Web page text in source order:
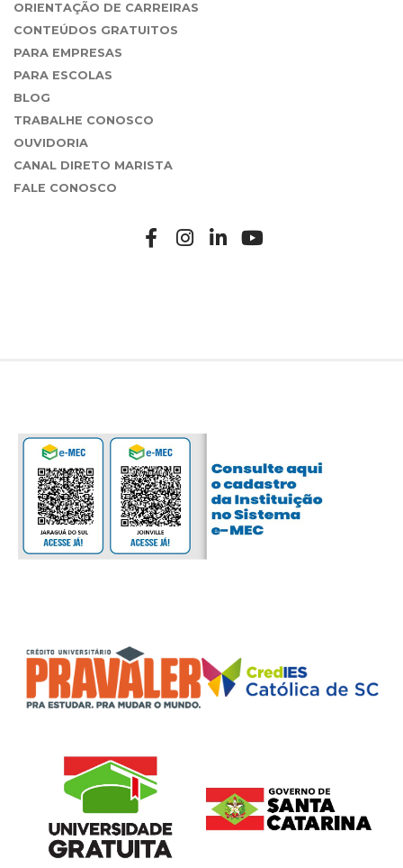
ORIENTAÇÃO DE CARREIRAS
CONTEÚDOS GRATUITOS
PARA EMPRESAS
PARA ESCOLAS
BLOG
TRABALHE CONOSCO
OUVIDORIA
CANAL DIRETO MARISTA
FALE CONOSCO